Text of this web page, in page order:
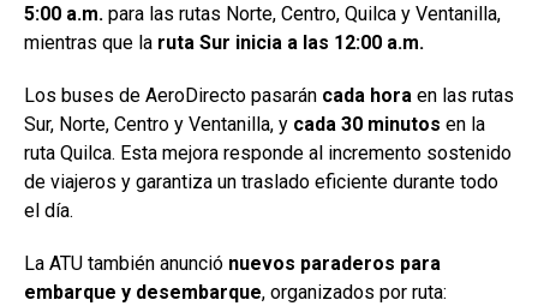
5:00 a.m. para las rutas Norte, Centro, Quilca y Ventanilla,
mientras que la ruta Sur inicia a las 12:00 a.m.
Los buses de AeroDirecto pasarán cada hora en las rutas
Sur, Norte, Centro y Ventanilla, y cada 30 minutos en la
ruta Quilca. Esta mejora responde al incremento sostenido
de viajeros y garantiza un traslado eficiente durante todo
el día.
La ATU también anunció nuevos paraderos para
embarque y desembarque, organizados por ruta: